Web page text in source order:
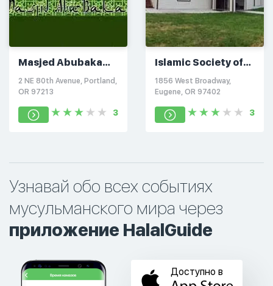
Masjed Abubaka
Al-Sadiq
2 NE 80th Avenue, Portland,
OR 97213
3
Islamic Society of
Eugene
1856 West Broadway,
Eugene, OR 97402
3
Узнавай обо всех событиях
мусульманского мира через
приложение HalalGuide
Доступно в